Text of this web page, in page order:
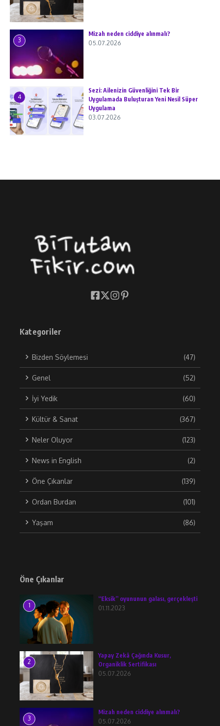
3
Mizah neden ciddiye alınmalı?
05.07.2026
4
Sezi: Ailenizin Güvenliğini Tek Bir
Uygulamada Buluşturan Yeni Nesil Süper
Uygulama
03.07.2026
Kategoriler
Bizden Söylemesi (47)
Genel (52)
İyi Yedik (60)
Kültür & Sanat (367)
Neler Oluyor (123)
News in English (2)
Öne Çıkanlar (139)
Ordan Burdan (101)
Yaşam (86)
Öne Çıkanlar
1
“Eksik” oyununun galası, gerçekleşti
01.11.2023
2
Yapay Zekâ Çağında Kusur,
Organiklik Sertifikası
05.07.2026
3
Mizah neden ciddiye alınmalı?
05.07.2026